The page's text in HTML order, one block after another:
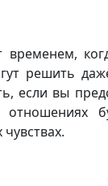
временем,
решить
если вы
отношениях